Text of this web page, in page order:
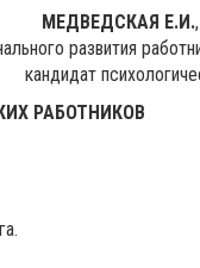
МЕДВЕДСКАЯ Е.И.
развития
кандидат
РАБОТНИКОВ